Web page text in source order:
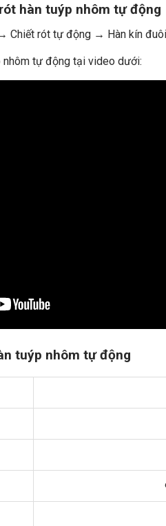
hàn tuýp nhôm tự động
Chiết rót tự động → Hàn kín
nhôm tự động tại video dưới:
tuýp nhôm tự động